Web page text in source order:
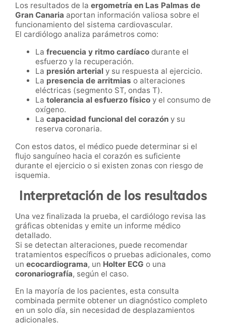
Los resultados de la ergometría en Las Palmas de
Gran Canaria aportan información valiosa sobre el
funcionamiento del sistema cardiovascular.
El cardiólogo analiza parámetros como:
La frecuencia y ritmo cardíaco durante el
esfuerzo y la recuperación.
La presión arterial y su respuesta al ejercicio.
La presencia de arritmias o alteraciones
eléctricas (segmento ST, ondas T).
La tolerancia al esfuerzo físico y el consumo de
oxígeno.
La capacidad funcional del corazón y su
reserva coronaria.
Con estos datos, el médico puede determinar si el
flujo sanguíneo hacia el corazón es suficiente
durante el ejercicio o si existen zonas con riesgo de
isquemia.
Interpretación de los resultados
Una vez finalizada la prueba, el cardiólogo revisa las
gráficas obtenidas y emite un informe médico
detallado.
Si se detectan alteraciones, puede recomendar
tratamientos específicos o pruebas adicionales, como
un ecocardiograma, un Holter ECG o una
coronariografía, según el caso.
En la mayoría de los pacientes, esta consulta
combinada permite obtener un diagnóstico completo
en un solo día, sin necesidad de desplazamientos
adicionales.